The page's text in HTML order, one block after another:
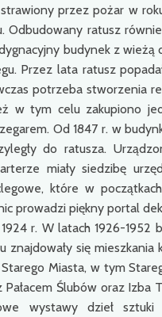
przez pożar w
Odbudowany ratusz
budynek z
Przez lata ratusz
potrzeba stworzenia
w tym celu zakupiono
Od 1847 r. w
do ratusza.
miały siedzibę
które w
prowadzi piękny portal
r. W latach 1926-
znajdowały się
Miasta, w tym
Ślubów oraz Izba
wystawy dzieł